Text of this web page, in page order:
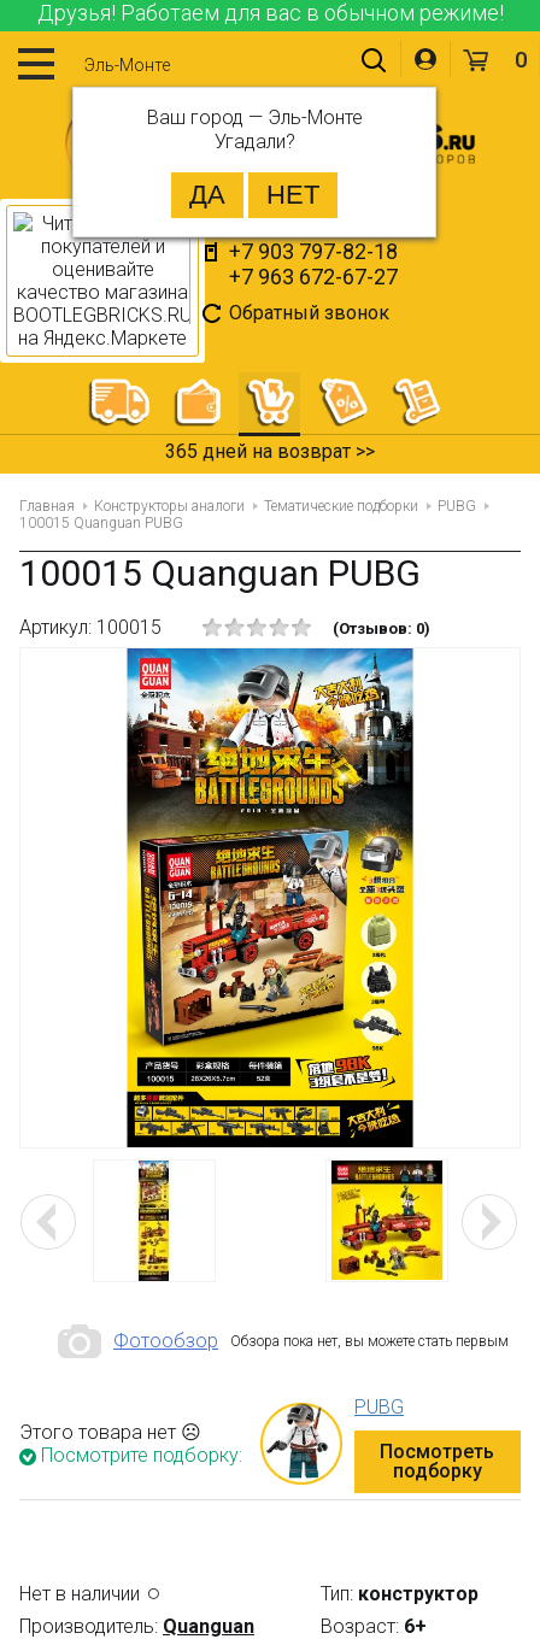
Друзья! Работаем для вас в обычном режиме!
Эль-Монте
Ваш город — Эль-Монте
Угадали?
+7 903 797-82-18
+7 963 672-67-27
Обратный звонок
0
365 дней на возврат >>
Главная Конструкторы аналоги Тематические подборки
PUBG
100015 Quanguan PUBG
100015 Quanguan PUBG
Артикул: 100015 (Отзывов: 0)
Фотообзор Обзора пока нет, вы можете стать первым
Этого товара нет ☹
Посмотрите подборку:
PUBG
Посмотреть
подборку
Нет в наличии
Производитель: Quanguan
Тип: конструктор
Возраст: 6+